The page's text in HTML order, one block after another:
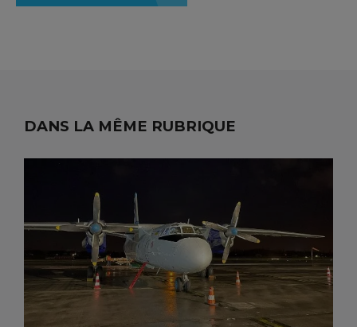
DANS LA MÊME RUBRIQUE